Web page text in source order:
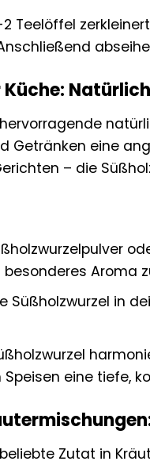
2 Teelöffel
Getränken eine
– die
Aroma
Süßholzwurzel in
Speisen eine tiefe,
Zutat in